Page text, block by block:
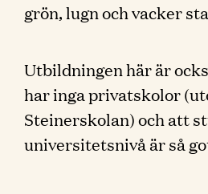
grön, lugn och vacker
Utbildningen här är
har inga privatskolor
Steinerskolan) och att
universitetsnivå är så